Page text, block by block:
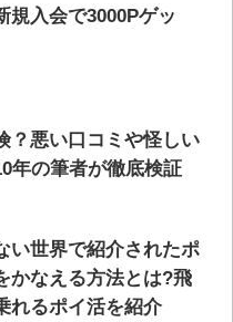
規入会で3000Pゲッ
？悪い口コミや怪しい
年の筆者が徹底検証
い世界で紹介されたポ
かなえる方法とは?飛
れるポイ活を紹介